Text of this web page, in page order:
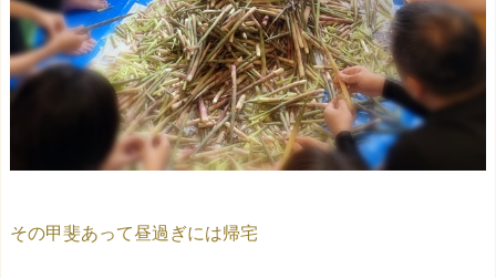
その甲斐あって昼過ぎには帰宅